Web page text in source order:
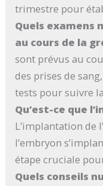
trimestre pour
Quels examens
au cours de la
sont prévus au
des prises de
tests pour suivre
Qu’est-ce que
L’implantation de
l’embryon
étape cruciale
Quels conseils